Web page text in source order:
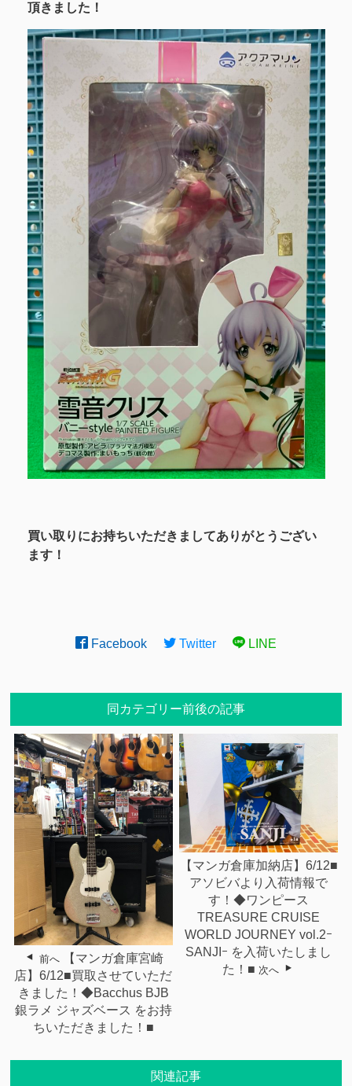
頂きました！
買い取りにお持ちいただきましてありがとうござい
ます！
Facebook Twitter LINE
同カテゴリー前後の記事
前へ
【マンガ倉庫宮崎
店】6/12■買取させていただ
きました！◆Bacchus BJB
銀ラメ ジャズベース をお持
ちいただきました！■
【マンガ倉庫加納店】6/12■
アソビバより入荷情報で
す！◆ワンピース
TREASURE CRUISE
WORLD JOURNEY vol.2ｰ
SANJIｰ を入荷いたしまし
た！■ 次へ
関連記事